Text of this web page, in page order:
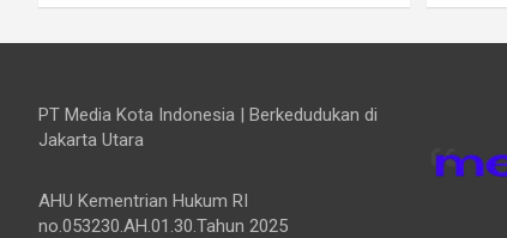
PT Media Kota Indonesia | Berkedudukan di
Jakarta Utara
AHU Kementrian Hukum RI
no.053230.AH.01.30.Tahun 2025